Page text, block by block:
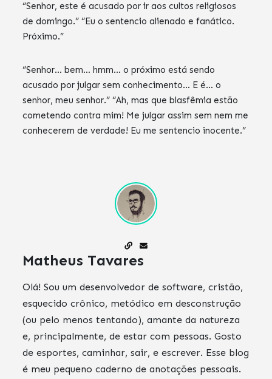
“Senhor, este é acusado por ir aos cultos religiosos
de domingo.” “Eu o sentencio alienado e fanático.
Próximo.”
“Senhor… bem… hmm… o próximo está sendo
acusado por julgar sem conhecimento… E é… o
senhor, meu senhor.” “Ah, mas que blasfêmia estão
cometendo contra mim! Me julgar assim sem nem me
conhecerem de verdade! Eu me sentencio inocente.”
Matheus Tavares
Olá! Sou um desenvolvedor de software, cristão,
esquecido crônico, metódico em desconstrução
(ou pelo menos tentando), amante da natureza
e, principalmente, de estar com pessoas. Gosto
de esportes, caminhar, sair, e escrever. Esse blog
é meu pequeno caderno de anotações pessoais.